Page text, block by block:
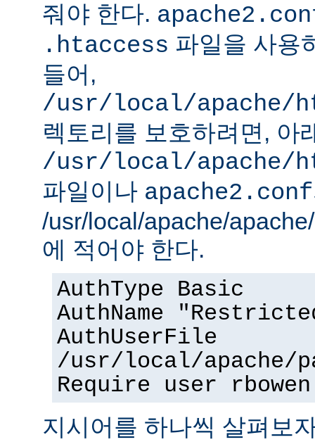
줘야 한다.
.htaccess 파일을 사용
들어,
/usr/local/apache/
렉토리를 보호하려면, 아
/usr/local/apache/
파일이나 apache2.conf
/usr/local/apache/
에 적어야 한다.
AuthType Basic
AuthName
AuthUserFile
/usr/local/apache/
Require user rbowen
지시어를 하나씩 살펴보